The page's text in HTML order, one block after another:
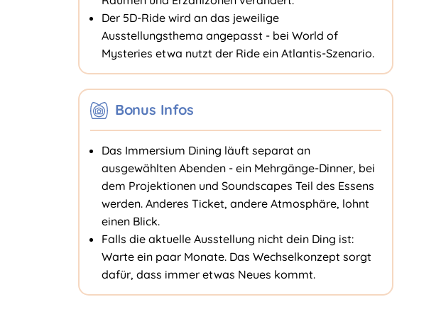
Der 5D-Ride wird an das jeweilige
Ausstellungsthema angepasst - bei World of
Mysteries etwa nutzt der Ride ein Atlantis-Szenario.
Bonus Infos
Das Immersium Dining läuft separat an
ausgewählten Abenden - ein Mehrgänge-Dinner, bei
dem Projektionen und Soundscapes Teil des Essens
werden. Anderes Ticket, andere Atmosphäre, lohnt
einen Blick.
Falls die aktuelle Ausstellung nicht dein Ding ist:
Warte ein paar Monate. Das Wechselkonzept sorgt
dafür, dass immer etwas Neues kommt.